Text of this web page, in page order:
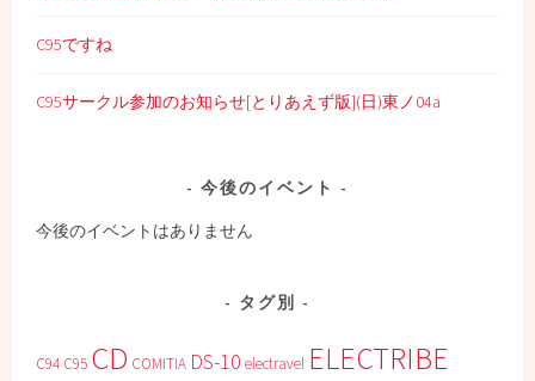
C95ですね
C95サークル参加のお知らせ[とりあえず版](日)東ノ04a
今後のイベント
今後のイベントはありません
タグ別
C94 C95 CD COMITIA DS-10 electravel ELECTRIBE